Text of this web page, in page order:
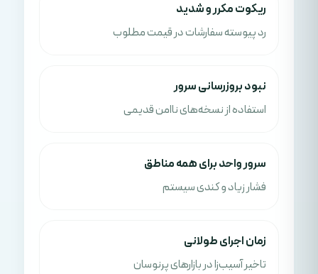
ریکوت مکرر و شدید
رد پیوسته سفارشات در قیمت مطلوب
نبود بروزرسانی سرور
استفاده از نسخه‌های ناامن قدیمی
سرور واحد برای همه مناطق
فشار زیاد و کندی سیستم
زمان اجرای طولانی
تاخیر آسیب‌زا در بازارهای پرنوسان